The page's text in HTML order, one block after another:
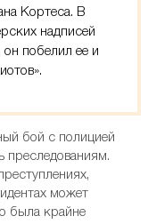
Кортеса. В
надписей
побелил ее и
бой с полицией
преследованиям.
может
была крайне